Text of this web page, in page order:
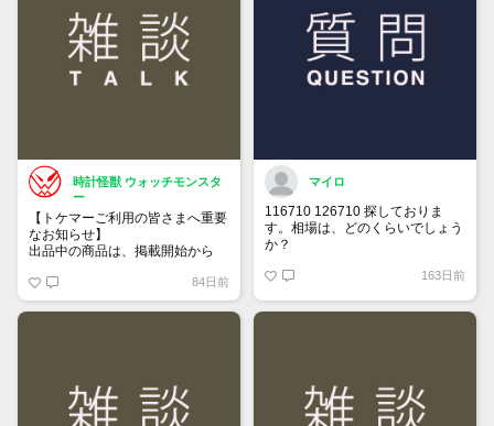
時計怪獣 ウォッチモンスタ
ー
【トケマーご利用の皆さまへ重要
なお知らせ】
出品中の商品は、掲載開始から
「下書き」へ戻ります。
トップページでお気に入り登録が
できるようになりました。
84日前
マイロ
116710 126710 探しておりま
す。相場は、どのくらいでしょう
か？
163日前